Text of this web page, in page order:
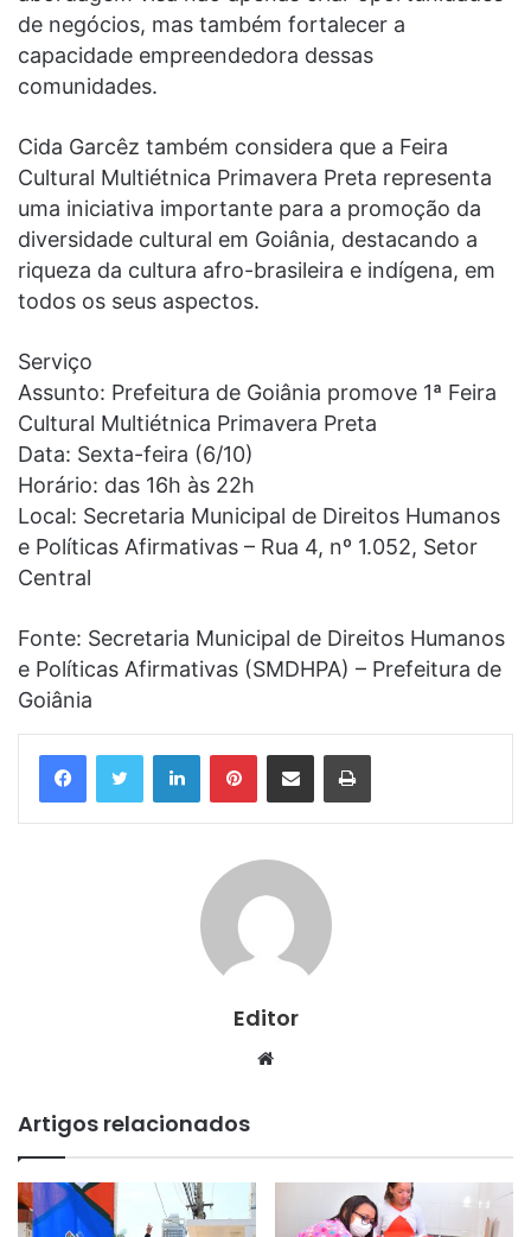
de negócios, mas também fortalecer a
capacidade empreendedora dessas
comunidades.
Cida Garcêz também considera que a Feira
Cultural Multiétnica Primavera Preta representa
uma iniciativa importante para a promoção da
diversidade cultural em Goiânia, destacando a
riqueza da cultura afro-brasileira e indígena, em
todos os seus aspectos.
Serviço
Assunto: Prefeitura de Goiânia promove 1ª Feira
Cultural Multiétnica Primavera Preta
Data: Sexta-feira (6/10)
Horário: das 16h às 22h
Local: Secretaria Municipal de Direitos Humanos
e Políticas Afirmativas – Rua 4, nº 1.052, Setor
Central
Fonte: Secretaria Municipal de Direitos Humanos
e Políticas Afirmativas (SMDHPA) – Prefeitura de
Goiânia
LinkedinPinterestCompartilhar via e-mail Imprimir
Editor
Website
Artigos relacionados